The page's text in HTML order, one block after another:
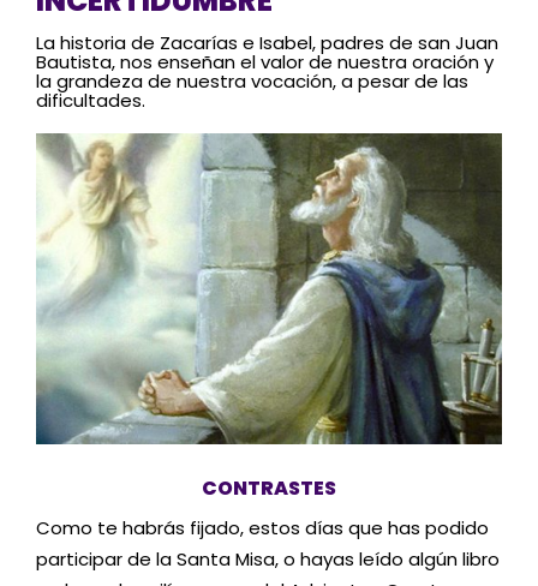
La historia de Zacarías e Isabel, padres de san Juan
Bautista, nos enseñan el valor de nuestra oración y
la grandeza de nuestra vocación, a pesar de las
dificultades.
CONTRASTES
Como te habrás fijado, estos días que has podido
participar de la Santa Misa, o hayas leído algún libro